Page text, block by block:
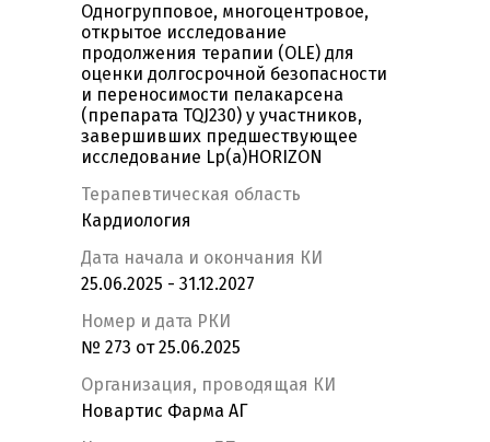
Одногрупповое, многоцентровое,
открытое исследование
продолжения терапии (OLE) для
оценки долгосрочной безопасности
и переносимости пелакарсена
(препарата TQJ230) у участников,
завершивших предшествующее
исследование Lp(a)HORIZON
Терапевтическая область
Кардиология
Дата начала и окончания КИ
25.06.2025 - 31.12.2027
Номер и дата РКИ
№ 273 от 25.06.2025
Организация, проводящая КИ
Новартис Фарма АГ